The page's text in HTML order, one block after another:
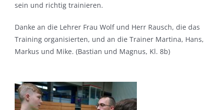
sein und richtig trainieren.
Danke an die Lehrer Frau Wolf und Herr Rausch, die das
Training organisierten, und an die Trainer Martina, Hans,
Markus und Mike. (Bastian und Magnus, Kl. 8b)